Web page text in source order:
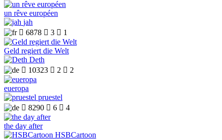
un rêve européen
jah
 6878  3  1
Geld regiert die Welt
Deth
 10323  2  2
eueropa
pruestel
 8290  6  4
the day after
HSBCartoon